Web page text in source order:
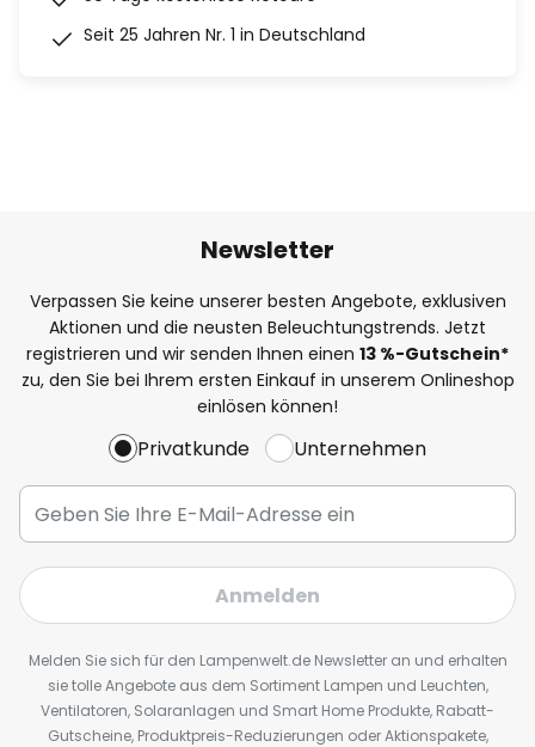
Seit 25 Jahren Nr. 1 in Deutschland
Newsletter
Verpassen Sie keine unserer besten Angebote, exklusiven
Aktionen und die neusten Beleuchtungstrends. Jetzt
registrieren und wir senden Ihnen einen 13 %-Gutschein*
zu, den Sie bei Ihrem ersten Einkauf in unserem Onlineshop
einlösen können!
Privatkunde Unternehmen
Anmelden
Melden Sie sich für den Lampenwelt.de Newsletter an und erhalten
sie tolle Angebote aus dem Sortiment Lampen und Leuchten,
Ventilatoren, Solaranlagen und Smart Home Produkte, Rabatt-
Gutscheine, Produktpreis-Reduzierungen oder Aktionspakete,